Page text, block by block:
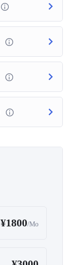
¥1800/Mo